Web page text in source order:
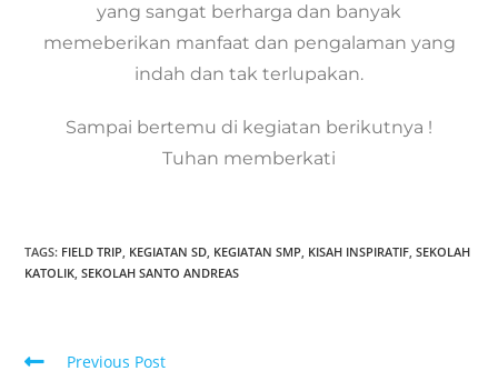
yang sangat berharga dan banyak
memeberikan manfaat dan pengalaman yang
indah dan tak terlupakan.
Sampai bertemu di kegiatan berikutnya !
Tuhan memberkati
TAGS: FIELD TRIP, KEGIATAN SD, KEGIATAN SMP, KISAH INSPIRATIF, SEKOLAH
KATOLIK, SEKOLAH SANTO ANDREAS
Previous Post